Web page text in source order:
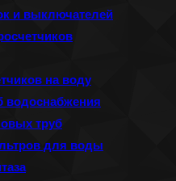
и выключателей
на воду
водоснабжения
труб
для воды